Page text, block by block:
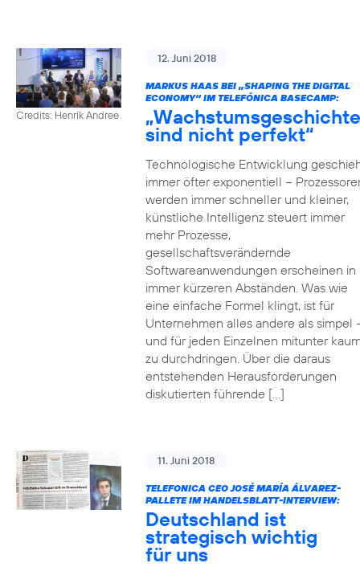
Credits: Henrik Andree
12. Juni 2018
MARKUS HAAS BEI „SHAPING THE DIGITAL
ECONOMY“ IM TELEFÓNICA BASECAMP:
sind nicht perfekt“
Technologische Entwicklung
immer öfter exponentiell –
werden immer schneller und kleiner,
künstliche Intelligenz steuert immer
mehr Prozesse,
gesellschaftsverändernde
Softwareanwendungen erscheinen in
immer kürzeren Abständen. Was wie
eine einfache Formel klingt, ist für
Unternehmen alles andere als simpel
und für jeden Einzelnen mitunter
zu durchdringen. Über die daraus
entstehenden Herausforderungen
diskutierten führende […]
11. Juni 2018
TELEFONICA CEO JOSÉ MARÍA ÁLVAREZ-
PALLETE IM HANDELSBLATT-INTERVIEW:
Deutschland ist
strategisch wichtig
für uns